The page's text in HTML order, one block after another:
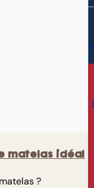
matelas idéal
?